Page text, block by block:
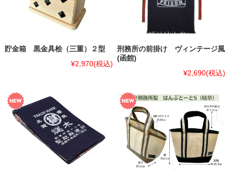
貯金箱 黒金具桧（三重）２型
¥2,970(税込)
刑務所の前掛け ヴィンテージ風
(函館)
¥2,690(税込)